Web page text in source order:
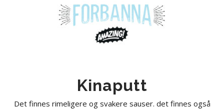
Kinaputt
Det finnes rimeligere og svakere sauser. det finnes også